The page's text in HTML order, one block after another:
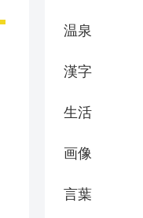
温泉
漢字
生活
画像
言葉